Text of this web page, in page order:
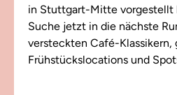
in Stuttgart-Mitte vorgestellt
Suche jetzt in die nächste
versteckten Café-Klassikern,
Frühstückslocations und